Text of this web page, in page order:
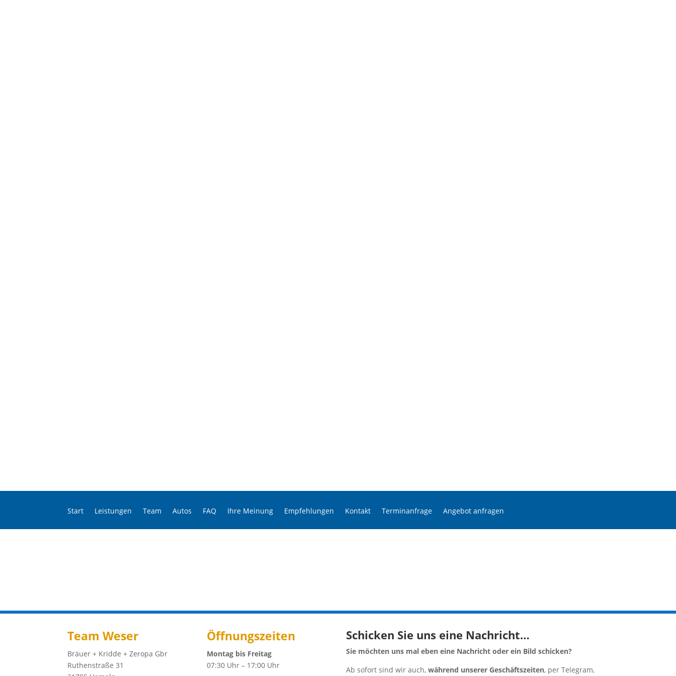
Start Leistungen Team Autos FAQ Ihre Meinung Empfehlungen Kontakt Terminanfrage Angebot anfragen
Team Weser
Bräuer + Kridde + Zeropa Gbr
Ruthenstraße 31
Öffnungszeiten
Montag bis Freitag
07:30 Uhr – 17:00 Uhr
Schicken Sie uns eine Nachricht…
Sie möchten uns mal eben eine Nachricht oder ein Bild schicken?
Ab sofort sind wir auch,während unserer Geschäftszeiten, per Telegram,